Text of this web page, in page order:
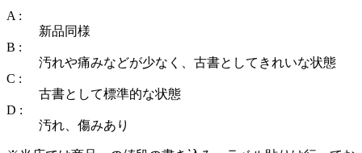
A :
新品同様
B :
汚れや痛みなどが少なく、古書としてきれいな状態
C :
古書として標準的な状態
D :
汚れ、傷みあり